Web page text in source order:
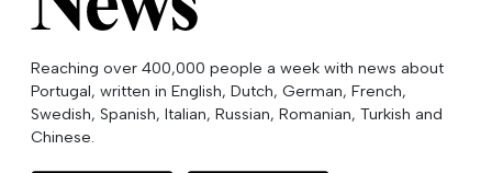
Reaching over 400,000 people a week with news about
Portugal, written in English, Dutch, German, French,
Swedish, Spanish, Italian, Russian, Romanian, Turkish and
Chinese.